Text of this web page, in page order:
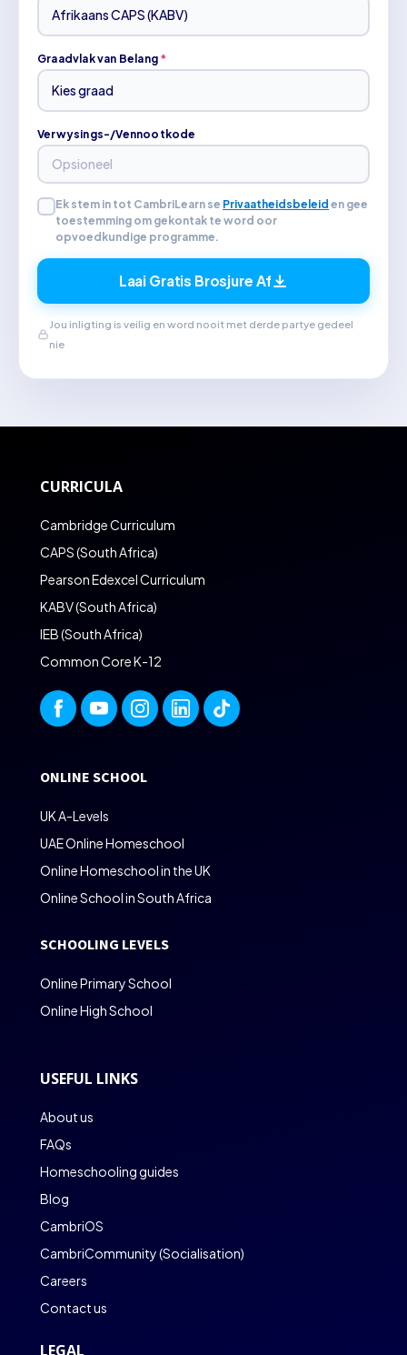
Graadvlak van Belang *
Verwysings-/Vennootkode
Ek stem in tot CambriLearn se Privaatheidsbeleid en gee
toestemming om gekontak te word oor
opvoedkundige programme.
Laai Gratis Brosjure Af
Jou inligting is veilig en word nooit met derde partye gedeel
nie
CURRICULA
Cambridge Curriculum
CAPS (South Africa)
Pearson Edexcel Curriculum
KABV (South Africa)
IEB (South Africa)
Common Core K-12
ONLINE SCHOOL
UK A-Levels
UAE Online Homeschool
Online Homeschool in the UK
Online School in South Africa
SCHOOLING LEVELS
Online Primary School
Online High School
USEFUL LINKS
About us
FAQs
Homeschooling guides
Blog
CambriOS
CambriCommunity (Socialisation)
Careers
Contact us
LEGAL